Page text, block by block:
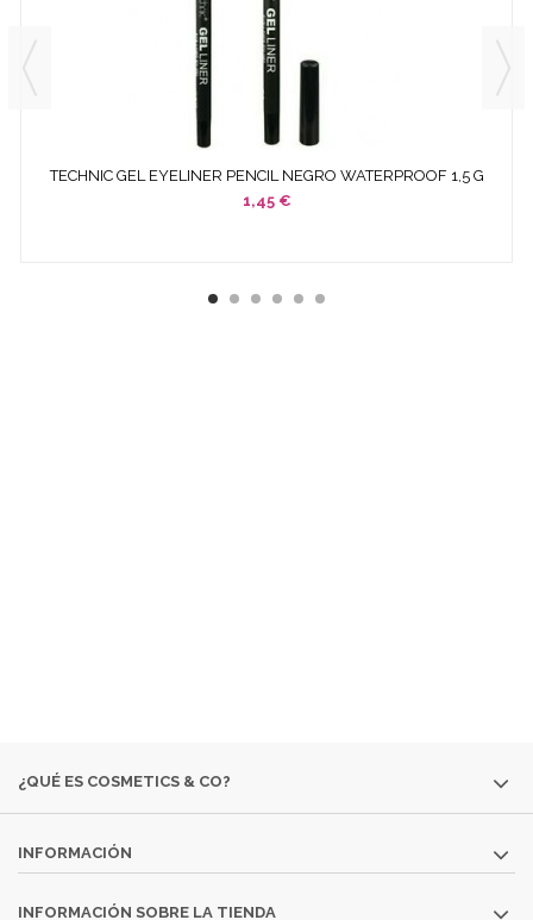
TECHNIC GEL EYELINER PENCIL NEGRO WATERPROOF 1,5 G
REF....
1,45 €
¿QUÉ ES COSMETICS & CO?
INFORMACIÓN
INFORMACIÓN SOBRE LA TIENDA